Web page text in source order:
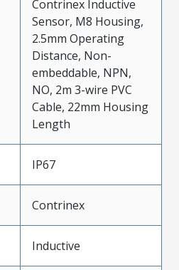
Contrinex Inductive
Sensor, M8 Housing,
2.5mm Operating
Distance, Non-
embeddable, NPN,
NO, 2m 3-wire PVC
Cable, 22mm Housing
Length
IP67
Contrinex
Inductive